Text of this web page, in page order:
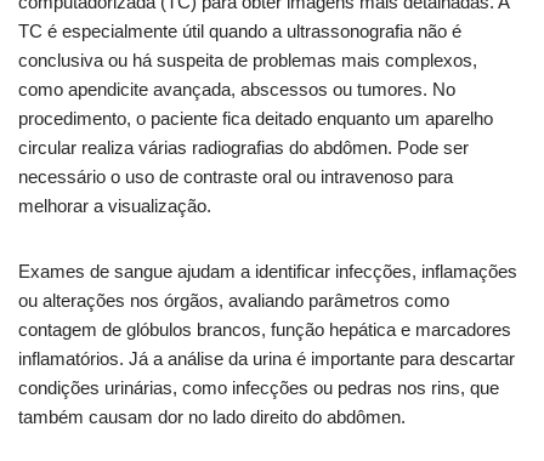
TC é especialmente útil quando a ultrassonografia não é
conclusiva ou há suspeita de problemas mais complexos,
como apendicite avançada, abscessos ou tumores. No
procedimento, o paciente fica deitado enquanto um aparelho
circular realiza várias radiografias do abdômen. Pode ser
necessário o uso de contraste oral ou intravenoso para
melhorar a visualização.
Exames de sangue ajudam a identificar infecções, inflamações
ou alterações nos órgãos, avaliando parâmetros como
contagem de glóbulos brancos, função hepática e marcadores
inflamatórios. Já a análise da urina é importante para descartar
condições urinárias, como infecções ou pedras nos rins, que
também causam dor no lado direito do abdômen.